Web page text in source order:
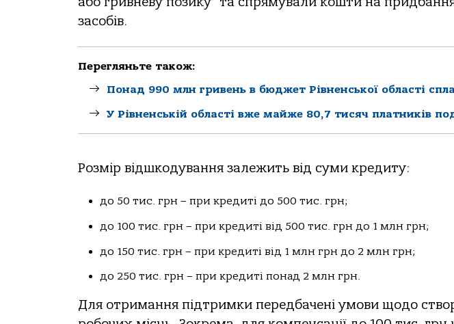
засобів.
Перегляньте також:
Понад 990 млн гривень в бюджет Рівненської області
У Рівненській області вже майже 80,7 тисяч платників
Розмір відшкодування залежить від суми кредиту:
до 50 тис. грн – при кредиті до 500 тис. грн;
до 100 тис. грн – при кредиті від 500 тис. грн до 1 млн грн;
до 150 тис. грн – при кредиті від 1 млн грн до 2 млн грн;
до 250 тис. грн – при кредиті понад 2 млн грн.
Для отримання підтримки передбачені умови щодо